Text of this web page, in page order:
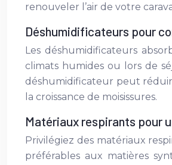
renouveler l’air de votre
Déshumidificateurs pour
Les déshumidificateurs
climats humides ou lors de
déshumidificateur peut
la croissance de moisissures.
Matériaux respirants pour
Privilégiez des matériaux
préférables aux matières